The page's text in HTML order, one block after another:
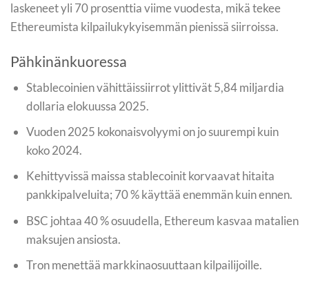
laskeneet yli 70 prosenttia viime vuodesta, mikä tekee
Ethereumista kilpailukykyisemmän pienissä siirroissa.
Pähkinänkuoressa
Stablecoinien vähittäissiirrot ylittivät 5,84 miljardia
dollaria elokuussa 2025.
Vuoden 2025 kokonaisvolyymi on jo suurempi kuin
koko 2024.
Kehittyvissä maissa stablecoinit korvaavat hitaita
pankkipalveluita; 70 % käyttää enemmän kuin ennen.
BSC johtaa 40 % osuudella, Ethereum kasvaa matalien
maksujen ansiosta.
Tron menettää markkinaosuuttaan kilpailijoille.